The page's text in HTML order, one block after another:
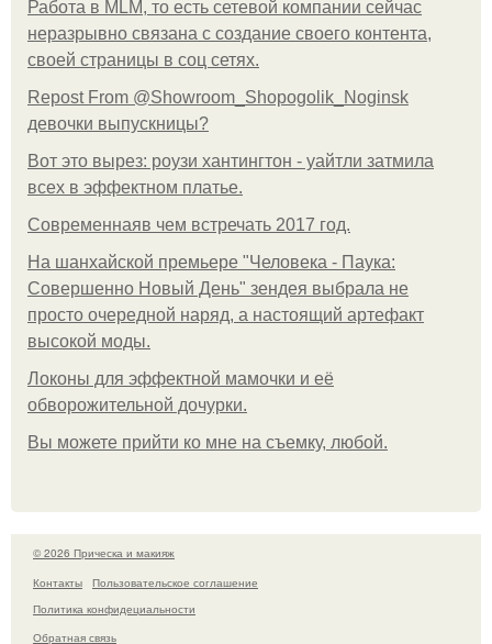
Работа в MLM, то есть сетевой компании сейчас
неразрывно связана с создание своего контента,
своей страницы в соц сетях.
Repost From @Showroom_Shopogolik_Noginsk
девочки выпускницы?
Вот это вырез: роузи хантингтон - уайтли затмила
всех в эффектном платьe.
Современнаяв чем встречать 2017 год.
На шанхайской премьере "Человека - Паука:
Совершенно Новый День" зендея выбрала не
просто очередной наряд, а настоящий артефакт
высокой моды.
Локоны для эффектной мамочки и её
обворожительной дочурки.
Вы можете прийти ко мне на съемку, любой.
© 2026 Прическа и макияж
Контакты
Пользовательское соглашение
Политика конфидециальности
Обратная связь